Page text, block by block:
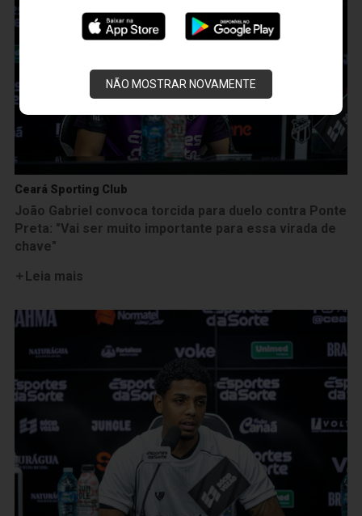
NÃO MOSTRAR NOVAMENTE
Ceará Sporting Club
João Gabriel convoca torcida para duelo contra Ponte
Preta: "Vai ser muito importante para essa virada de
chave"
Leia mais